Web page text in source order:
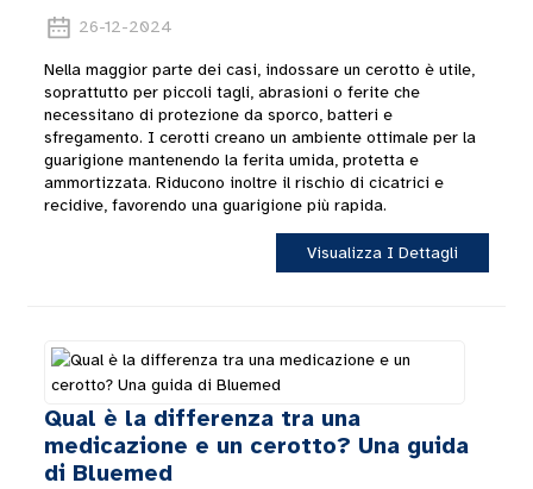
26-12-2024
Nella maggior parte dei casi, indossare un cerotto è utile,
soprattutto per piccoli tagli, abrasioni o ferite che
necessitano di protezione da sporco, batteri e
sfregamento. I cerotti creano un ambiente ottimale per la
guarigione mantenendo la ferita umida, protetta e
ammortizzata. Riducono inoltre il rischio di cicatrici e
recidive, favorendo una guarigione più rapida.
Visualizza I Dettagli
Qual è la differenza tra una
medicazione e un cerotto? Una guida
di Bluemed